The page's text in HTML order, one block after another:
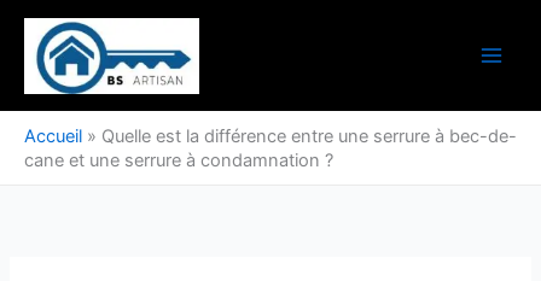
Aller
contenu
Accueil » Quelle est la différence entre une serrure à bec-de-
cane et une serrure à condamnation ?